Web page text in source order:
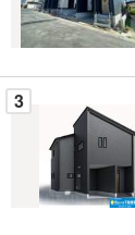
ペ
ー
に
保
3